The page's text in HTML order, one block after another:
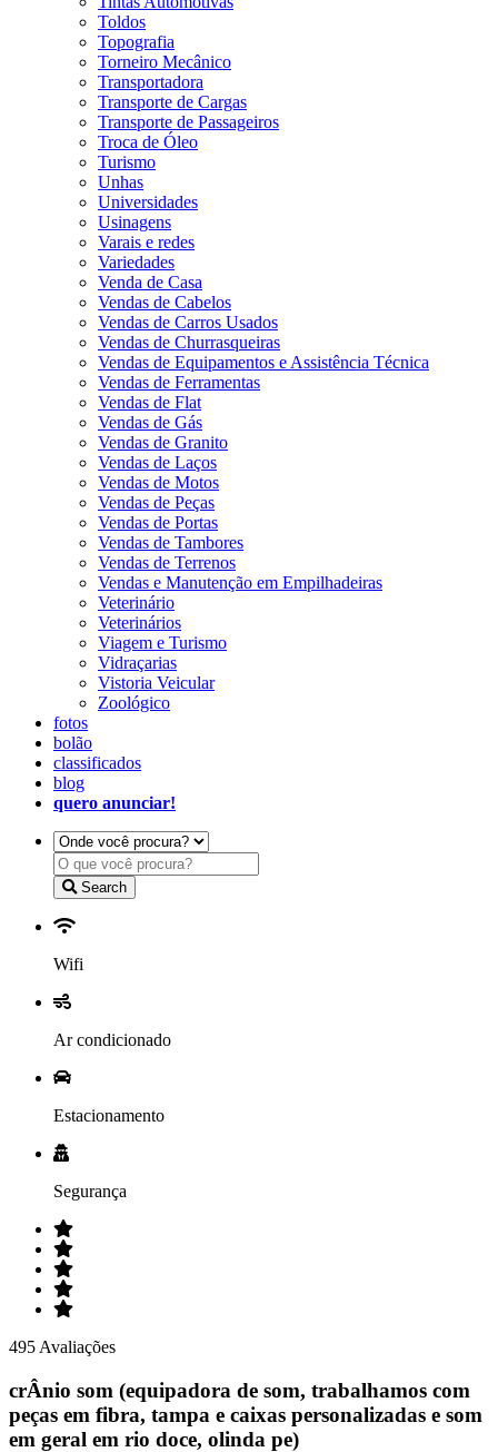
Toldos
Topografia
Torneiro Mecânico
Transportadora
Transporte de Cargas
Transporte de Passageiros
Troca de Óleo
Turismo
Unhas
Universidades
Usinagens
Varais e redes
Variedades
Venda de Casa
Vendas de Cabelos
Vendas de Carros Usados
Vendas de Churrasqueiras
Vendas de Equipamentos e Assistência Técnica
Vendas de Ferramentas
Vendas de Flat
Vendas de Gás
Vendas de Granito
Vendas de Laços
Vendas de Motos
Vendas de Peças
Vendas de Portas
Vendas de Tambores
Vendas de Terrenos
Vendas e Manutenção em Empilhadeiras
Veterinário
Veterinários
Viagem e Turismo
Vidraçarias
Vistoria Veicular
Zoológico
fotos
bolão
classificados
blog
quero anunciar!
Search
Wifi
Ar condicionado
Estacionamento
Segurança
495 Avaliações
crÂnio som (equipadora de som, trabalhamos com
peças em fibra, tampa e caixas personalizadas e som
em geral em rio doce, olinda pe)